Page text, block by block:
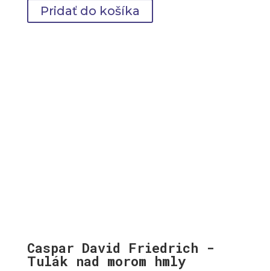
range:
49,00 €
Pridať do košíka
Caspar David Friedrich -
Tulák nad morom hmly